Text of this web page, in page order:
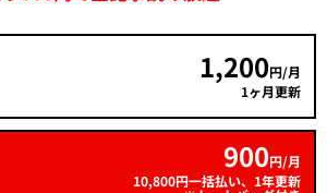
1,200円/月
1ヶ月更新
900円/月
10,800円一括払い、1年更新